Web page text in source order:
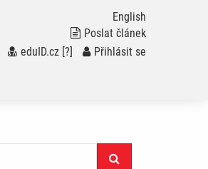
English
Poslat článek
eduID.cz [?] Přihlásit se